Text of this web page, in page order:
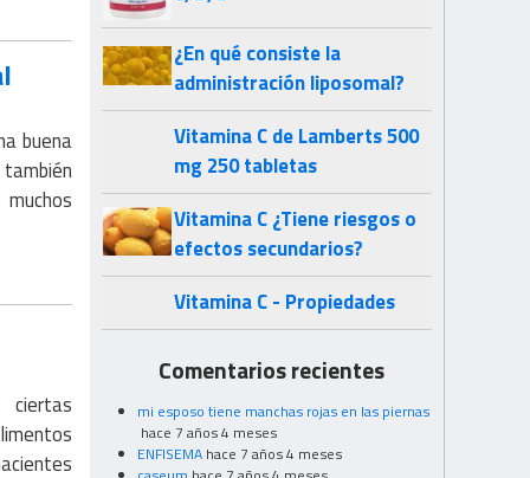
buena
ciertas
¿En qué consiste la
administración liposomal?
Vitamina C de Lamberts 500
mg 250 tabletas
Vitamina C ¿Tiene riesgos o
efectos secundarios?
Vitamina C - Propiedades
Comentarios recientes
mi esposo tiene manchas rojas en las piernas
hace 7 años 4 meses
ENFISEMA hace 7 años 4 meses